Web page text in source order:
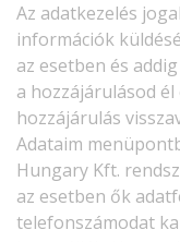
Az adatkezelés
információk
az esetben és
a hozzájárulásod él
hozzájárulás
Adataim
Hungary Kft.
az esetben ők
telefonszámodat